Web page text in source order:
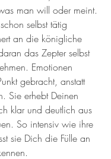
man will oder meint.
selbst tätig
an die königliche
das Zepter selbst
Emotionen
gebracht, anstatt
Sie erhebt Deinen
klar und deutlich aus
So intensiv wie ihre
sie Dich die Fülle an